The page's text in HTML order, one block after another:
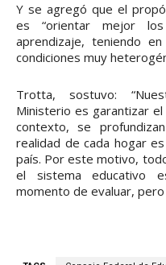
Y se agregó que el
es “orientar mejor
aprendizaje, teniendo
condiciones muy
Trotta, sostuvo:
Ministerio es garantizar
contexto, se
realidad de cada hogar
país. Por este motivo,
el sistema educativo
momento de evaluar, pero